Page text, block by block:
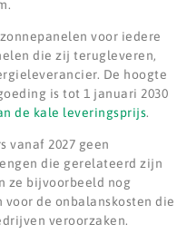
voor iedere
die zij terugleveren,
De hoogte
is tot 1 januari 2030
de kale leveringsprijs.
vanaf 2027 geen
die gerelateerd zijn
ze bijvoorbeeld nog
de onbalanskosten die
veroorzaken.